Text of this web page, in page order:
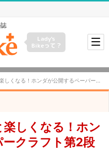
Lady's
Bikeって？
ンダが公開するペーパークラフト第2段はCBR1000RR-R
しくなる！ホン
クラフト第2段